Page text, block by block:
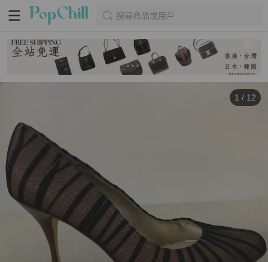
搜尋商品或用戶
1 / 12